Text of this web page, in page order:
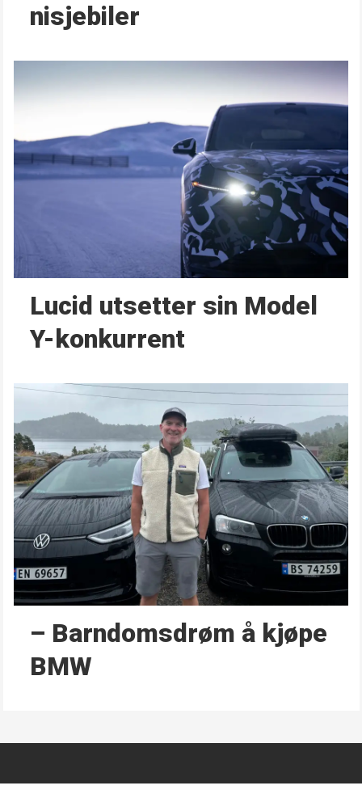
nisjebiler
Lucid utsetter sin Model
Y-konkurrent
– Barndoms­drøm å kjøpe
BMW